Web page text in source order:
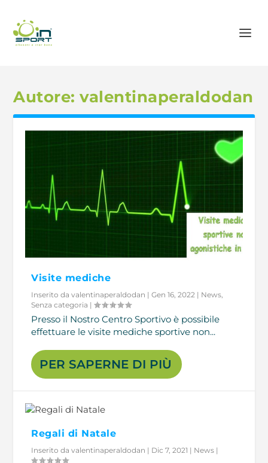
Autore:valentinaperaldodan
Visite mediche
Inserito davalentinaperaldodan |Gen 16, 2022 | News
Senza categoria |
Presso il Nostro Centro Sportivo è possibile
effettuare le visite mediche sportive non...
PER SAPERNE DI PIÙ
Regali di Natale
Inserito davalentinaperaldodan | Dic 7, 2021 | News |